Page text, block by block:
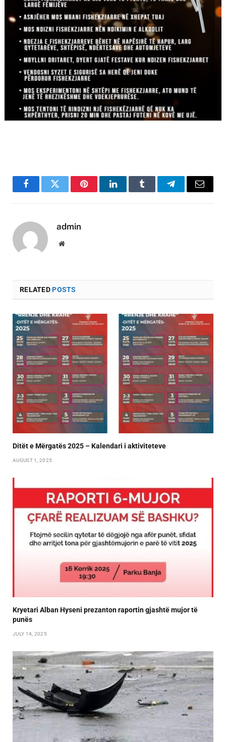
FacebookTwitter PinterestLinkedInTumblr TelegramEmail
admin
Website
RELATEDPOSTS
Ditët e Mërgatës 2025 – Kalendari i aktiviteteve
AUGUST 1, 2025
Kryetari Alban Hyseni prezanton raportin gjashtë mujor të
punës
JULY 14, 2025